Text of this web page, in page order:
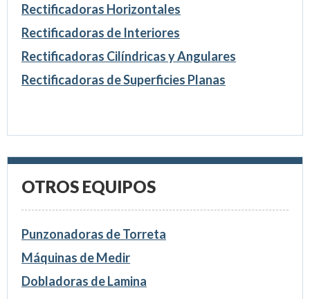
Rectificadoras Horizontales
Rectificadoras de Interiores
Rectificadoras Cilíndricas y Angulares
Rectificadoras de Superficies Planas
OTROS EQUIPOS
Punzonadoras de Torreta
Máquinas de Medir
Dobladoras de Lamina